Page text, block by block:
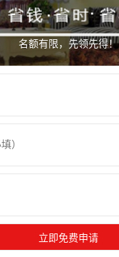
名额有限，先领先得！